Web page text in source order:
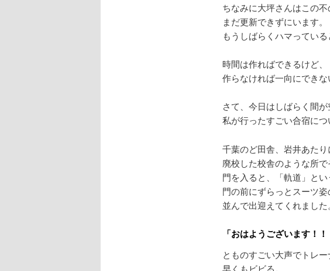
ちなみに大坪さんはこの不
まだ更新できずにいます。
もうしばらくハマってい
時間は作ればできるけど、
作らなければ一向にできな
さて、今日はしばらく間が
私が行ったすごい合宿につ
千葉のど田舎、岩井あたり
廃校した校舎のような所で
門を入ると、「軌道」とい
門の前にずらっとスーツ
並んで出迎えてくれました
「おはようございます！！
とものすごい大声でトレー
早くもビビる。